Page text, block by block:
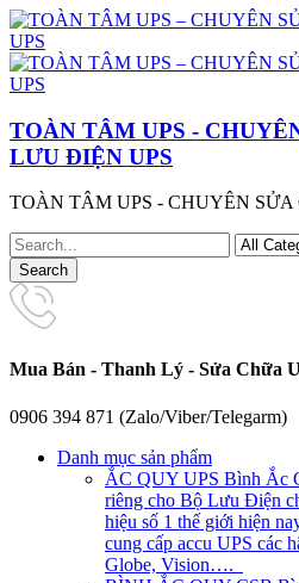
TOÀN TÂM UPS -
LƯU ĐIỆN UPS
TOÀN TÂM UPS - CHUYÊN
Mua Bán - Thanh Lý - Sửa Chữa
0906 394 871 (Zalo/Viber/Telegarm)
Danh mục sản phẩm
ẮC QUY UPS Bình Ắc
riêng cho Bộ Lưu Điện
hiệu số 1 thế giới hiện
cung cấp accu UPS các
Globe, Vision….